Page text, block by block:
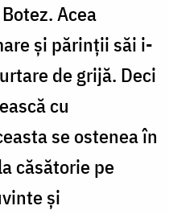
Acea
și părinții săi i-
de grijă. Deci
cu
se ostenea în
căsătorie pe
și